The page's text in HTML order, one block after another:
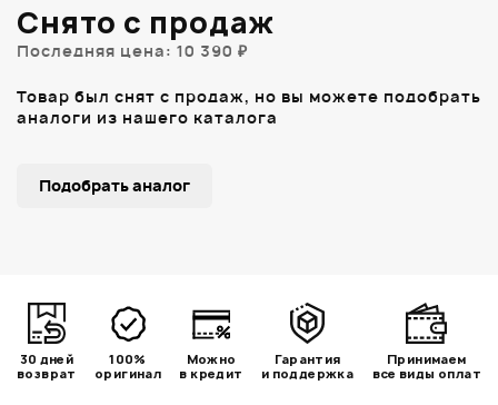
Снято с продаж
Последняя цена: 10 390 ₽
Товар был снят с продаж, но вы можете подобрать
аналоги из нашего каталога
Подобрать аналог
30 дней
возврат
100%
оригинал
Можно
в кредит
Гарантия
и поддержка
Принимаем
все виды оплат